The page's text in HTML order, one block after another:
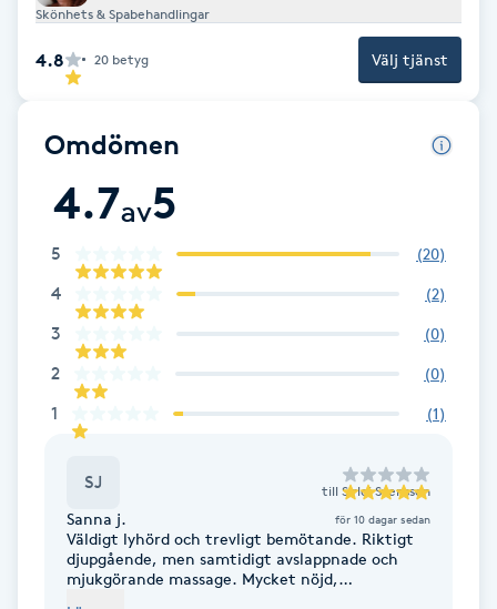
Eyeliner-tatuering
Face framing
Faceliftmassage
Fet hårbotten
Fettreducering
Fibromassage
Fotmassage
Skönhets & Spabehandlingar
4.8 20 betyg Välj tjänst
Omdömen
4.7av5
5 (20)
4 (2)
3 (0)
2 (0)
1 (1)
SJ till Sirlei Svensson
Sanna j. för 10 dagar sedan
Väldigt lyhörd och trevligt bemötande. Riktigt
djupgående, men samtidigt avslappnade och
mjukgörande massage. Mycket nöjd,